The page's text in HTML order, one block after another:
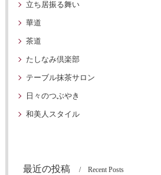
立ち居振る舞い
華道
茶道
たしなみ倶楽部
テーブル抹茶サロン
日々のつぶやき
和美人スタイル
最近の投稿 Recent Posts